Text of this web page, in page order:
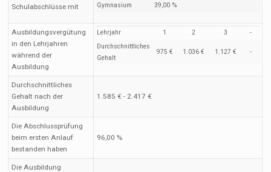
Schulabschlüsse mit
Gymnasium
39,00 %
Ausbildungsvergütung
in den Lehrjahren
während der
Ausbildung
Lehrjahr 1 2 3
-
Durchschnittliches
Gehalt
975 € 1.036 € 1.127 € -
Durchschnittliches
Gehalt nach der
Ausbildung
1.585 € - 2.417 €
Die Abschlussprüfung
beim ersten Anlauf
bestanden haben
96,00 %
Die Ausbildung